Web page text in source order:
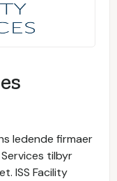
ledende firmaer
tilbyr
ISS Facility